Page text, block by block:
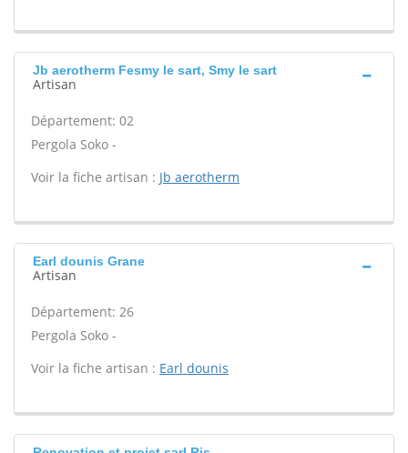
Jb aerotherm Fesmy le sart, Smy le sart
Artisan
Département: 02
Pergola Soko -
Voir la fiche artisan : Jb aerotherm
Earl dounis Grane
Artisan
Département: 26
Pergola Soko -
Voir la fiche artisan : Earl dounis